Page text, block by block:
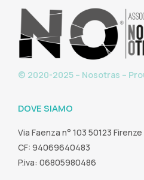
© 2020-2025 – Nosotras –
DOVE SIAMO
Via Faenza n° 103 50123 Firenze
CF: 94069640483
P.iva: 06805980486